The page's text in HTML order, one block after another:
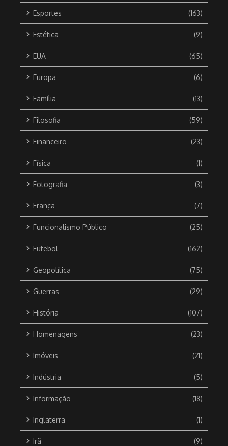
Esportes (163)
Estética (9)
EUA (65)
Europa (6)
Família (13)
Filosofia (59)
Financeiro (23)
Física (1)
Fotografia (3)
França (7)
Funcionalismo Público (25)
Futebol (162)
Geopolítica (75)
Guerras (29)
História (107)
Homenagens (23)
Imóveis (21)
Indústria (5)
Informação (18)
Inglaterra (1)
Irã (9)